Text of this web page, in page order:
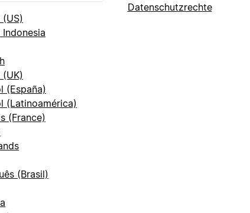
(US)
Indonesia
(UK)
(España)
(Latinoamérica)
(France)
(Brasil)
Datenschutzrechte